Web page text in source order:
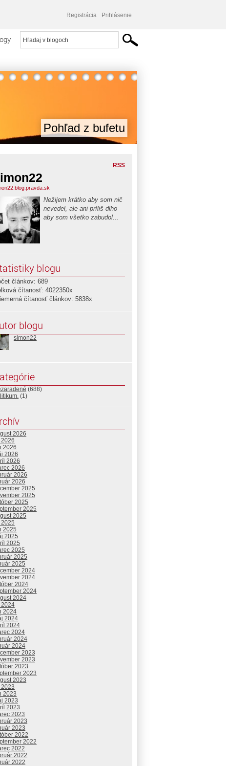
Registrácia Prihlásenie
Pohľad z bufetu
RSS
Nežijem krátko aby som nič
nevedel, ale ani príliš dlho
aby som všetko zabudol...
blogu
článkov: 689
čítanosť: 4022350x
čítanosť článkov: 5838x
blogu
simon22
(688)
(1)
2026
2026
2026
2026
2026
2026
2026
2025
2025
2025
2025
2025
2025
2025
2025
2025
2025
2025
2024
2024
2024
2024
2024
2024
2024
2024
2024
2024
2024
2023
2023
2023
2023
2023
2023
2023
2023
2023
2023
2023
2022
2022
2022
2022
2022